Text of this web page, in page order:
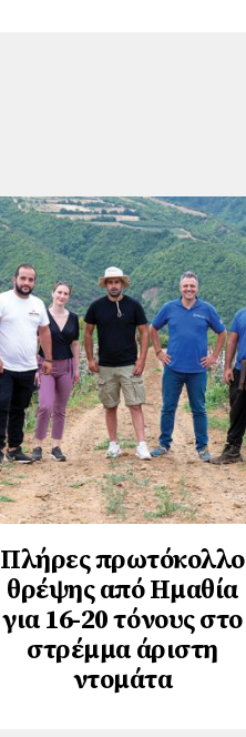
Πλήρες πρωτόκολλο
θρέψης από Ημαθία
για 16-20 τόνους στο
στρέμμα άριστη
ντομάτα